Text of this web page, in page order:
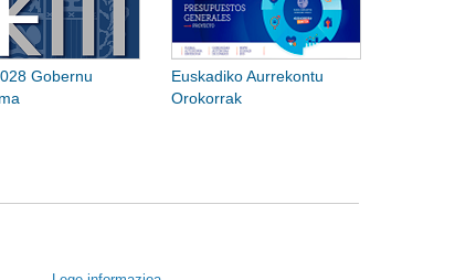
Gobernu
Euskadiko Aurrekontu
Orokorrak